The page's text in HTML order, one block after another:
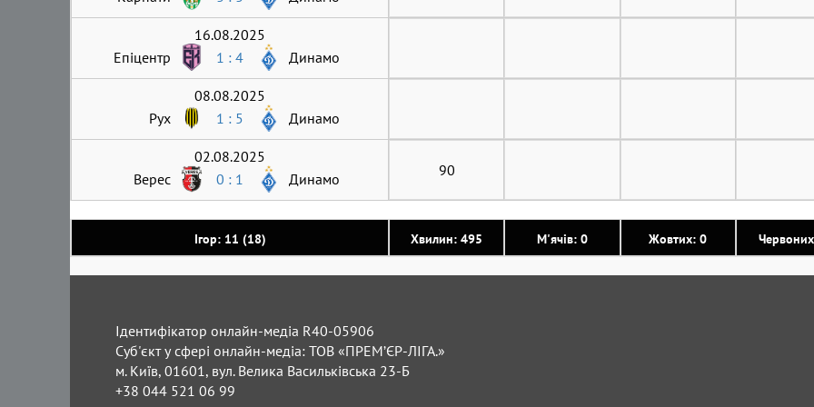
Ігор: 11 (18) Хвилин: 495 М'ячів: 0 Жовтих: 0
16.08.2025
Епіцентр
1 : 4 Динамо
08.08.2025
Рух
1 : 5 Динамо
02.08.2025
Верес
0 : 1 Динамо 90
Ідентифікатор онлайн-медіа R40-05906
Суб'єкт у сфері онлайн-медіа: ТОВ «ПРЕМ’ЄР-ЛІГА.»
м. Київ, 01601, вул. Велика Васильківська 23-Б
+38 044 521 06 99